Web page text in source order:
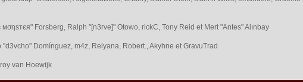
Forsberg, Ralph "[n3rve]" Otowo, rickC, Tony Reid et Mert "Antes" Alınbay
Domínguez, m4z, Relyana, Robert., Akyhne et GravuTrad
van Hoewijk